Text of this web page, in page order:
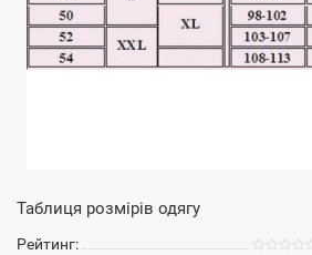
Таблиця розмірів одягу
Рейтинг: